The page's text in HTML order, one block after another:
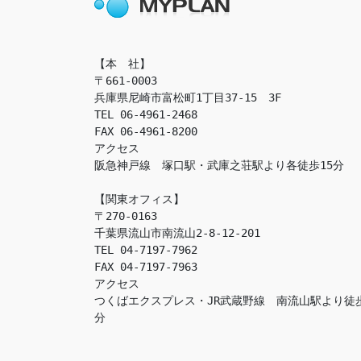
【本　社】
〒661-0003
兵庫県尼崎市富松町1丁目37-15　3F
TEL 06-4961-2468
FAX 06-4961-8200
アクセス
阪急神戸線　塚口駅・武庫之荘駅より各徒歩15分
【関東オフィス】
〒270-0163
千葉県流山市南流山2-8-12-201
TEL 04-7197-7962
FAX 04-7197-7963
アクセス
つくばエクスプレス・JR武蔵野線　南流山駅より徒
分